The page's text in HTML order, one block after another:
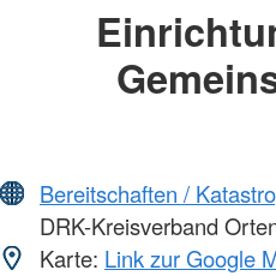
Bereitschaften /
DRK-Kreisverband
Karte: Link zur Google